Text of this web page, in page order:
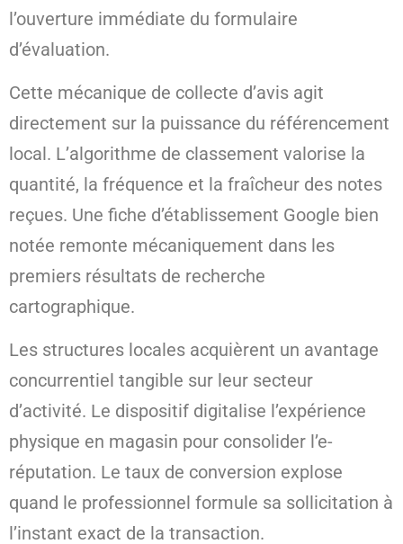
l’ouverture immédiate du formulaire
d’évaluation.
Cette mécanique de collecte d’avis agit
directement sur la puissance du référencement
local. L’algorithme de classement valorise la
quantité, la fréquence et la fraîcheur des notes
reçues. Une fiche d’établissement Google bien
notée remonte mécaniquement dans les
premiers résultats de recherche
cartographique.
Les structures locales acquièrent un avantage
concurrentiel tangible sur leur secteur
d’activité. Le dispositif digitalise l’expérience
physique en magasin pour consolider l’e-
réputation. Le taux de conversion explose
quand le professionnel formule sa sollicitation à
l’instant exact de la transaction.